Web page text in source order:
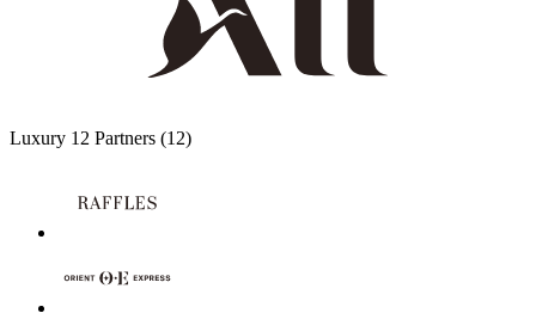
Luxury 12 Partners (12)